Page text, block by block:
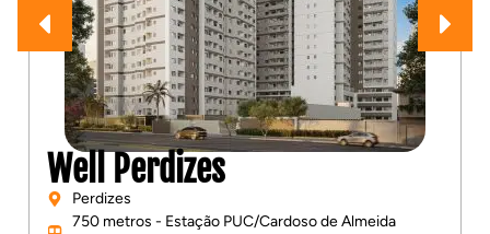
Well Perdizes
Perdizes
750 metros - Estação PUC/Cardoso de Almeida